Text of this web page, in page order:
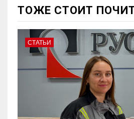
ТОЖЕ СТОИТ
СТАТЬИ